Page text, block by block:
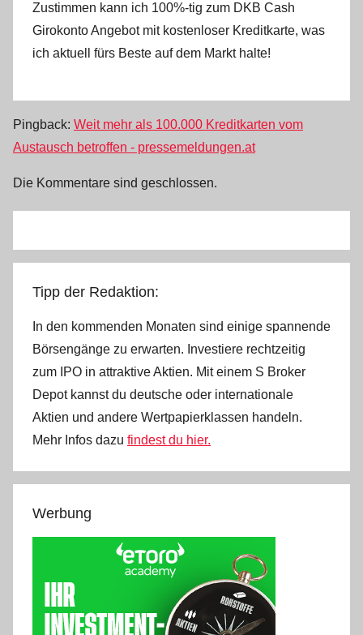
Zustimmen kann ich 100%-tig zum DKB Cash
Girokonto Angebot mit kostenloser Kreditkarte, was
ich aktuell fürs Beste auf dem Markt halte!
Pingback: Weit mehr als 100.000 Kreditkarten vom
Austausch betroffen - pressemeldungen.at
Die Kommentare sind geschlossen.
Tipp der Redaktion:
In den kommenden Monaten sind einige spannende
Börsengänge zu erwarten. Investiere rechtzeitig
zum IPO in attraktive Aktien. Mit einem S Broker
Depot kannst du deutsche oder internationale
Aktien und andere Wertpapierklassen handeln.
Mehr Infos dazu findest du hier.
Werbung